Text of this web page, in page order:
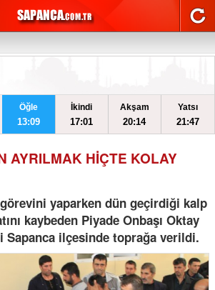
Öğle
13:09
İkindi
17:01
Akşam
20:14
Yatsı
21:47
AYRILMAK HİÇTE KOLAY
yaparken dün geçirdiği kalp
kaybeden Piyade Onbaşı Oktay
Sapanca ilçesinde toprağa verildi.